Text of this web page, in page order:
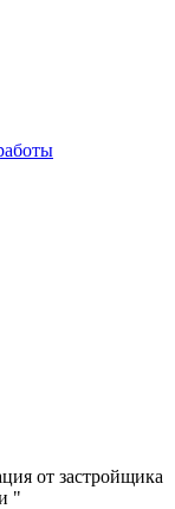
от застройщика
"